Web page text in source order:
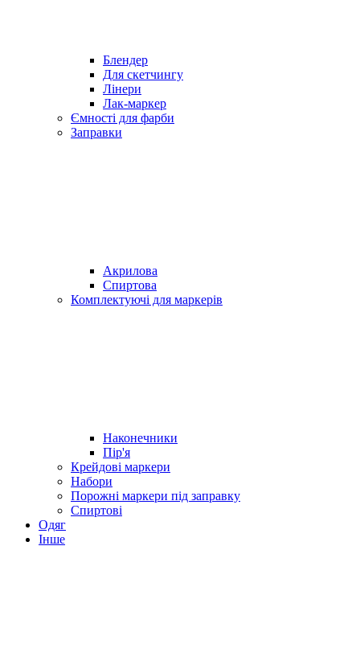
Блендер
Для скетчингу
Лінери
Лак-маркер
Ємності для фарби
Заправки
Акрилова
Спиртова
Комплектуючі для маркерів
Наконечники
Пір'я
Крейдові маркери
Набори
Порожні маркери під заправку
Спиртові
Одяг
Інше